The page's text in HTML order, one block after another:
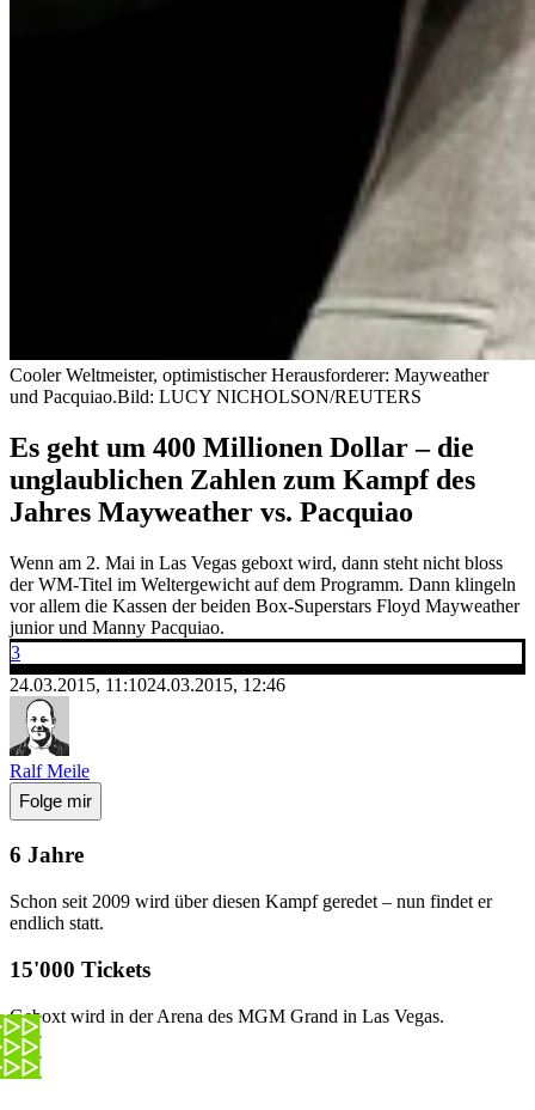
Cooler Weltmeister, optimistischer Herausforderer: Mayweather
und Pacquiao.Bild: LUCY NICHOLSON/REUTERS
Es geht um 400 Millionen Dollar – die
unglaublichen Zahlen zum Kampf des
Jahres Mayweather vs. Pacquiao
Wenn am 2. Mai in Las Vegas geboxt wird, dann steht nicht bloss
der WM-Titel im Weltergewicht auf dem Programm. Dann klingeln
vor allem die Kassen der beiden Box-Superstars Floyd Mayweather
junior und Manny Pacquiao.
3
24.03.2015, 11:1024.03.2015, 12:46
Ralf Meile
Folge mir
6 Jahre
Schon seit 2009 wird über diesen Kampf geredet – nun findet er
endlich statt.
15'000 Tickets
Geboxt wird in der Arena des MGM Grand in Las Vegas.